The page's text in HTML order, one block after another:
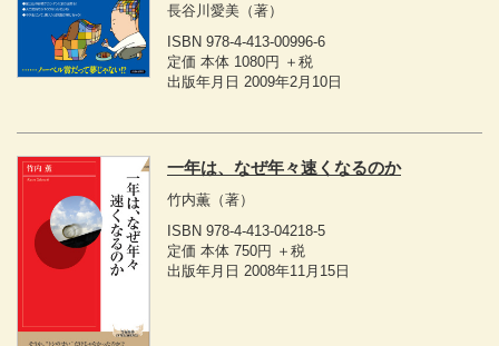
長谷川愛美 （著）
ISBN 978-4-413-00996-6
定価 本体 1080円 ＋税
出版年月日 2009年2月10日
一年は、なぜ年々速くなるのか
竹内薫 （著）
ISBN 978-4-413-04218-5
定価 本体 750円 ＋税
出版年月日 2008年11月15日